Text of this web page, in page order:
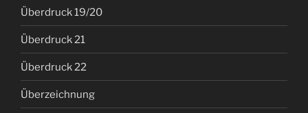
Überdruck 19/20
Überdruck 21
Überdruck 22
Überzeichnung